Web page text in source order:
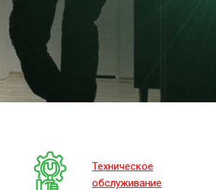
Техническое
обслуживание